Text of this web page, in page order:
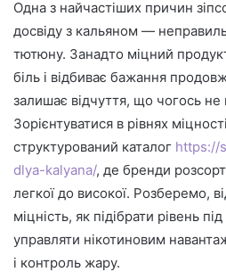
а
Одна з найчастіших причин
досвіду з кальяном —
тютюну. Занадто міцний
біль і відбиває бажання
залишає відчуття, що чогось не
Зорієнтуватися в рівнях
структурований каталог https://
dlya-kalyana/, де бренди
легкої до високої. Розберемо,
міцність, як підібрати рівень під
управляти нікотиновим
і контроль жару.